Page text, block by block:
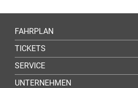
FAHRPLAN
TICKETS
SERVICE
UNTERNEHMEN